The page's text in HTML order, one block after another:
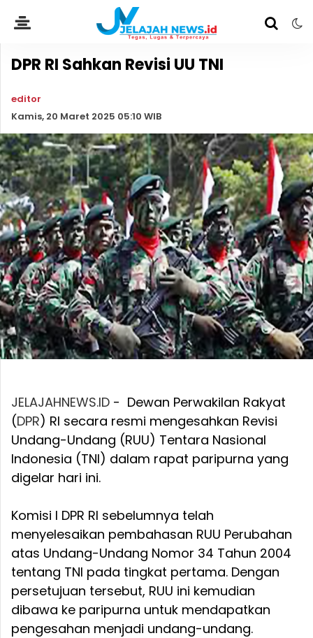
DPR RI Sahkan Revisi UU TNI
editor
Kamis, 20 Maret 2025 05:10 WIB
JELAJAHNEWS.ID - Dewan Perwakilan Rakyat
(DPR) RI secara resmi mengesahkan Revisi
Undang-Undang (RUU) Tentara Nasional
Indonesia (TNI) dalam rapat paripurna yang
digelar hari ini.
Komisi I DPR RI sebelumnya telah
menyelesaikan pembahasan RUU Perubahan
atas Undang-Undang Nomor 34 Tahun 2004
tentang TNI pada tingkat pertama. Dengan
persetujuan tersebut, RUU ini kemudian
dibawa ke paripurna untuk mendapatkan
pengesahan menjadi undang-undang.